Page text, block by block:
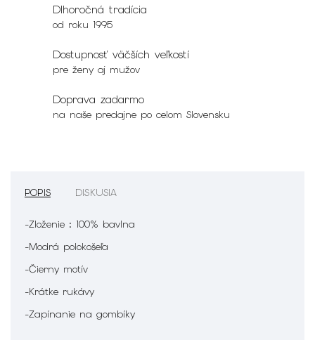
Dlhoročná tradícia
od roku 1995
Dostupnosť väčších veľkostí
pre ženy aj mužov
Doprava zadarmo
na naše predajne po celom Slovensku
POPIS DISKUSIA
-Zloženie : 100% bavlna
-Modrá polokošeľa
-Čierny motív
-Krátke rukávy
-Zapínanie na gombíky